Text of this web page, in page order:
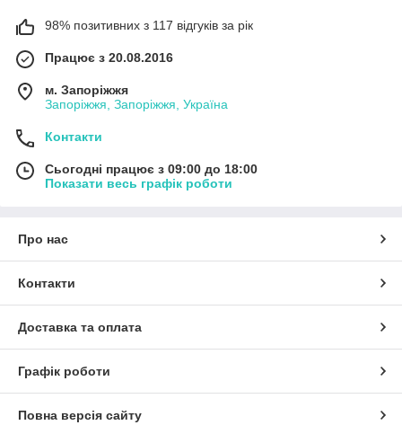
98% позитивних з 117 відгуків за рік
Працює з 20.08.2016
м. Запоріжжя
Запоріжжя, Запоріжжя, Україна
Контакти
Сьогодні працює з 09:00 до 18:00
Показати весь графік роботи
Про нас
Контакти
Доставка та оплата
Графік роботи
Повна версія сайту